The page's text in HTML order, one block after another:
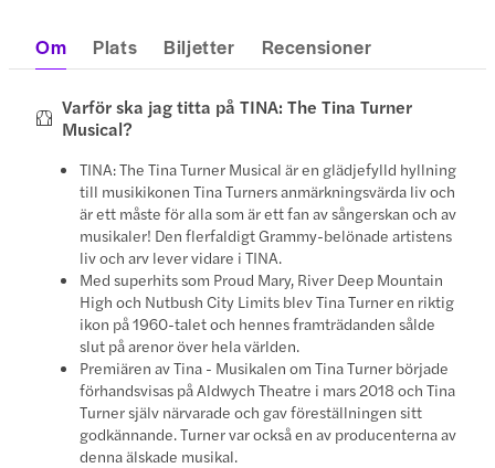
Om Plats Biljetter Recensioner
Varför ska jag titta på TINA: The Tina Turner
Musical?
TINA: The Tina Turner Musical är en glädjefylld hyllning
till musikikonen Tina Turners anmärkningsvärda liv och
är ett måste för alla som är ett fan av sångerskan och av
musikaler! Den flerfaldigt Grammy-belönade artistens
liv och arv lever vidare i TINA.
Med superhits som Proud Mary, River Deep Mountain
High och Nutbush City Limits blev Tina Turner en riktig
ikon på 1960-talet och hennes framträdanden sålde
slut på arenor över hela världen.
Premiären av Tina - Musikalen om Tina Turner började
förhandsvisas på Aldwych Theatre i mars 2018 och Tina
Turner själv närvarade och gav föreställningen sitt
godkännande. Turner var också en av producenterna av
denna älskade musikal.